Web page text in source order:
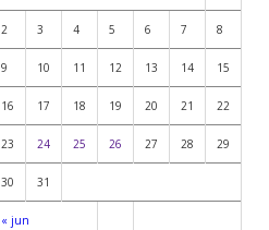
« jun
2 3 4 5 6 7 8
9 10 11 12 13 14 15
16 17 18 19 20 21 22
23 24 25 26 27 28 29
30 31